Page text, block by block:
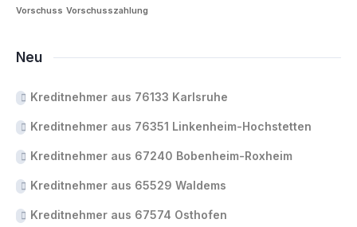
Vorschuss Vorschusszahlung
Neu
Kreditnehmer aus 76133 Karlsruhe
Kreditnehmer aus 76351 Linkenheim-Hochstetten
Kreditnehmer aus 67240 Bobenheim-Roxheim
Kreditnehmer aus 65529 Waldems
Kreditnehmer aus 67574 Osthofen